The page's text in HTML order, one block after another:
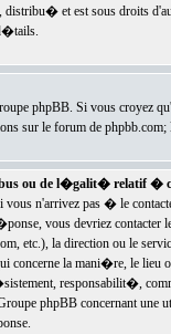
et est sous droits
phpBB. Si vous croyez
sur le forum de
ou de l�galit� relatif �
vous n'arrivez pas � le
vous devriez
etc.), la direction ou le
concerne la mani�re, le
responsabilit�,
phpBB concernant une